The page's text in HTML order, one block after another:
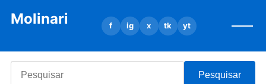
Molinari f ig x tk yt
Pesquisar